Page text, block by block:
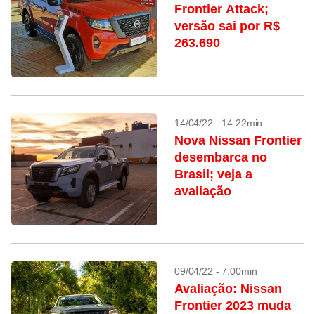
Frontier Attack;
versão sai por R$
263.690
14/04/22 - 14:22min
Nova Nissan Frontier
desembarca no
Brasil; veja a
avaliação
09/04/22 - 7:00min
Avaliação: Nissan
Frontier 2023 muda